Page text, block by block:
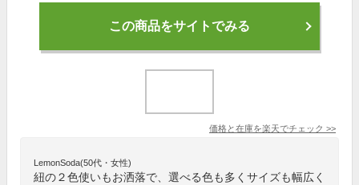
この商品をサイトでみる
価格と在庫を楽天でチェック >>
LemonSoda(50代・女性)
紐の２色使いもお洒落で、選べる色も多くサイズも幅広く